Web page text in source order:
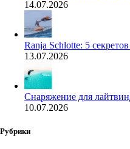
14.07.2026
Ranja Schlotte: 5
13.07.2026
Снаряжение для
10.07.2026
Рубрики